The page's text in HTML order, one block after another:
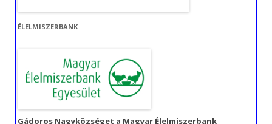
ÉLELMISZERBANK
Gádoros Nagyközséget a Magyar Élelmiszerbank